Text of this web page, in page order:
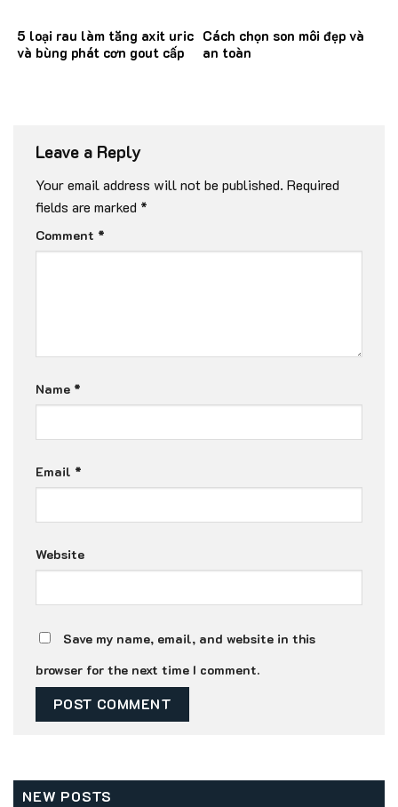
5 loại rau làm tăng axit uric
và bùng phát cơn gout cấp
Cách chọn son môi đẹp và
an toàn
Leave a Reply
Your email address will not be published. Required
fields are marked *
Comment *
Name *
Email *
Website
Save my name, email, and website in this
browser for the next time I comment.
NEW POSTS